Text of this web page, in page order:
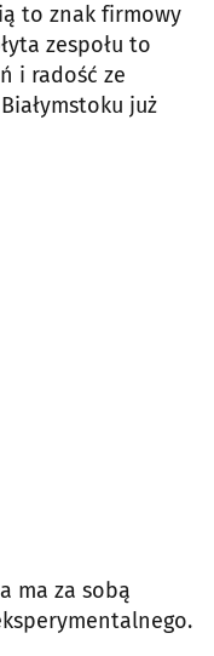
to znak firmowy
zespołu to
i radość ze
już
ma za sobą